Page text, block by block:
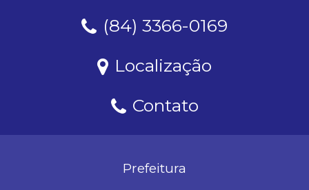
(84) 3366-0169
Localização
Contato
Prefeitura